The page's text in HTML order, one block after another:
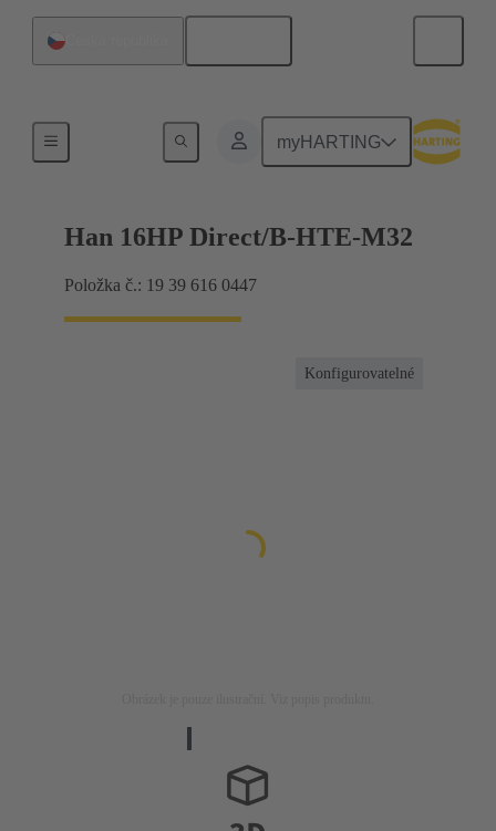
myHARTING
Pro průmyslové aplikace
Han 16HP Direct/B-HTE-M32
Položka č.: 19 39 616 0447
Konfigurovatelné